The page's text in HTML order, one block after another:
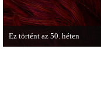
Ez történt az 50. héten